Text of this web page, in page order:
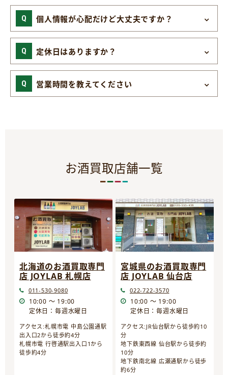
個人情報が心配だけど大丈夫ですか？
定休日はありますか？
営業時間を教えてください
お酒買取店舗一覧
北海道のお酒買取専門
店 JOYLAB 札幌店
011-530-9080
10:00 ～ 19:00
定休日：毎週水曜日
アクセス:札幌市電 中島公園通駅
出入口2から徒歩約4分
札幌市電 行啓通駅出入口1から
徒歩約4分
宮城県のお酒買取専門
店 JOYLAB 仙台店
022-722-3570
10:00 ～ 19:00
定休日：毎週水曜日
アクセス:JR仙台駅から徒歩約10
分
地下鉄東西線 仙台駅から徒歩約
10分
地下鉄南北線 広瀬通駅から徒歩
約6分